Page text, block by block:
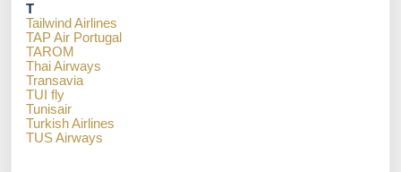
T
Tailwind Airlines
TAP Air Portugal
TAROM
Thai Airways
Transavia
TUI fly
Tunisair
Turkish Airlines
TUS Airways